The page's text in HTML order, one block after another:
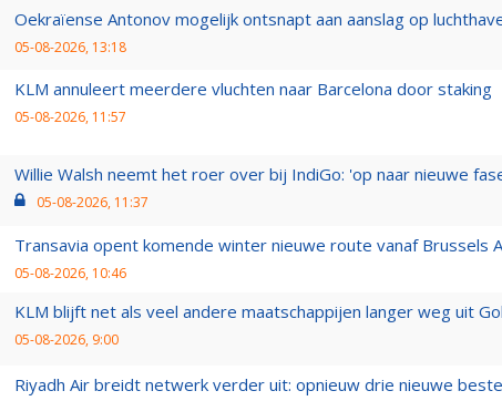
Oekraïense Antonov mogelijk ontsnapt aan aanslag op
05-08-2026, 13:18
KLM annuleert meerdere vluchten naar Barcelona door staking
05-08-2026, 11:57
Willie Walsh neemt het roer over bij IndiGo: 'op naar nieuwe
05-08-2026, 11:37
Transavia opent komende winter nieuwe route vanaf Brussels
05-08-2026, 10:46
KLM blijft net als veel andere maatschappijen langer weg uit
05-08-2026, 9:00
Riyadh Air breidt netwerk verder uit: opnieuw drie nieuwe